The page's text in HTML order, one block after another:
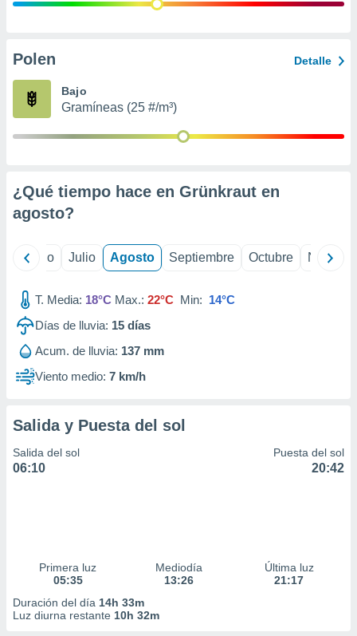
e
publicidad
Polen Detalle
Bajo
Gramíneas (25 #/m³)
¿Qué tiempo hace en Grünkraut en
agosto?
Junio Julio Agosto Septiembre Octubre
T. Media: 18°C Max.: 22°C Min: 14°C
Días de lluvia: 15 días
Acum. de lluvia: 137 mm
Viento medio: 7 km/h
Salida y Puesta del sol
Salida del sol
06:10
Puesta del sol
20:42
Primera luz
05:35
Mediodía
13:26
Última luz
21:17
Duración del día 14h 33m
Luz diurna restante 10h 32m